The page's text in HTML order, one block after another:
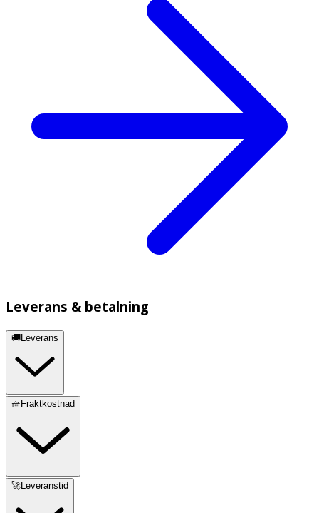
Leverans & betalning
🚚Leverans
🧺Fraktkostnad
🚀Leveranstid